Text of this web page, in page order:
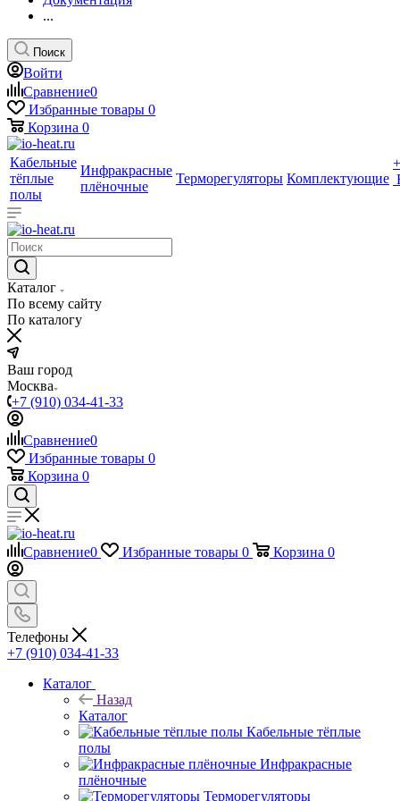
...
Поиск
Войти
Сравнение0
Избранные товары 0
Корзина 0
Кабельные
тёплые
полы
Инфракрасные
плёночные
Терморегуляторы Комплектующие
+
Каталог
По всему сайту
По каталогу
Ваш город
Москва
+7 (910) 034-41-33
Сравнение0
Избранные товары 0
Корзина 0
Сравнение0 Избранные товары 0 Корзина 0
Телефоны
+7 (910) 034-41-33
Каталог
Назад
Каталог
Кабельные тёплые
полы
Инфракрасные
плёночные
Терморегуляторы